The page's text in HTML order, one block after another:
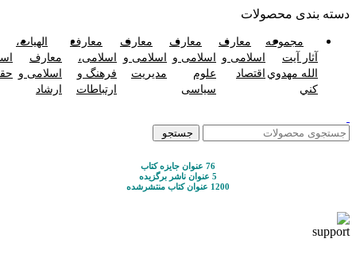
دسته بندی محصولات
مجموعه
آثار آيت
الله مهدوي
كني
معارف
اسلامی و
اقتصاد
معارف
اسلامی و
علوم
سیاسی
معارف
اسلامی و
مدیریت
معارف
اسلامی،
فرهنگ و
ارتباطات
الهیات،
معارف
اسلامی و
ارشاد
جستجو
76 عنوان جایزه کتاب
5 عنوان ناشر برگزیده
1200 عنوان کتاب منتشرشده